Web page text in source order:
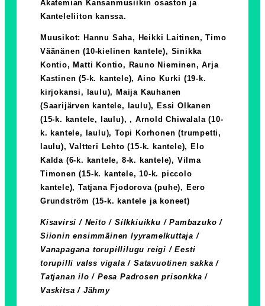
Akatemian Kansanmusiikin osaston ja
Kanteleliiton kanssa.
Muusikot: Hannu Saha, Heikki Laitinen, Timo
Väänänen (10-kielinen kantele), Sinikka
Kontio, Matti Kontio, Rauno Nieminen, Arja
Kastinen (5-k. kantele), Aino Kurki (19-k.
kirjokansi, laulu), Maija Kauhanen
(Saarijärven kantele, laulu), Essi Olkanen
(15-k. kantele, laulu), , Arnold Chiwalala (10-
k. kantele, laulu), Topi Korhonen (trumpetti,
laulu), Valtteri Lehto (15-k. kantele), Elo
Kalda (6-k. kantele, 8-k. kantele), Vilma
Timonen (15-k. kantele, 10-k. piccolo
kantele), Tatjana Fjodorova (puhe), Eero
Grundström (15-k. kantele ja koneet)
Kisavirsi / Neito / Silkkiuikku / Pambazuko /
Siionin ensimmäinen lyyramelkuttaja /
Vanapagana torupillilugu reigi / Eesti
torupilli valss vigala / Satavuotinen sakka /
Tatjanan ilo / Pesa Padrosen prisonkka /
Vaskitsa / Jähmy